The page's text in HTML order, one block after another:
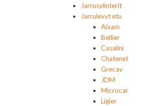
Jarrusylinterit
Jarrulevyt etu
Aixam
Bellier
Casalini
Chatenet
Grecav
JDM
Microcar
Ligier